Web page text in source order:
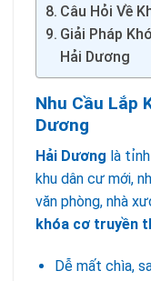
Câu Hỏi Về
Giải Pháp
Hải Dương
Nhu Cầu Lắp
Dương
Hải Dương là
khu dân cư mới,
văn phòng, nhà
khóa cơ truyền
Dễ mất chìa,